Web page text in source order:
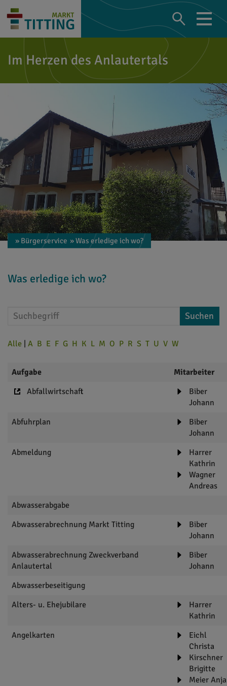
Im Herzen des Anlautertals
» Bürgerservice » Was erledige ich wo?
Was erledige ich wo?
Suchen
Alle A B E F G H K L M O P R S T U V W
Aufgabe
Mitarbeiter
Abfallwirtschaft
Biber
Johann
Abfuhrplan
Biber
Johann
Abmeldung
Harrer
Kathrin
Wagner
Andreas
Abwasserabgabe
Abwasserabrechnung Markt Titting
Biber
Johann
Abwasserabrechnung Zweckverband
Anlautertal
Biber
Johann
Abwasserbeseitigung
Alters- u. Ehejubilare
Harrer
Kathrin
Angelkarten
Eichl
Christa
Kirschner
Brigitte
Meier Anja